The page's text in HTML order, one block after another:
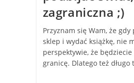
zagraniczna ;)
Przyznam się Wam, że gdy
sklep i wydać książkę, nie
perspektywie, że
granicę. Dlatego też